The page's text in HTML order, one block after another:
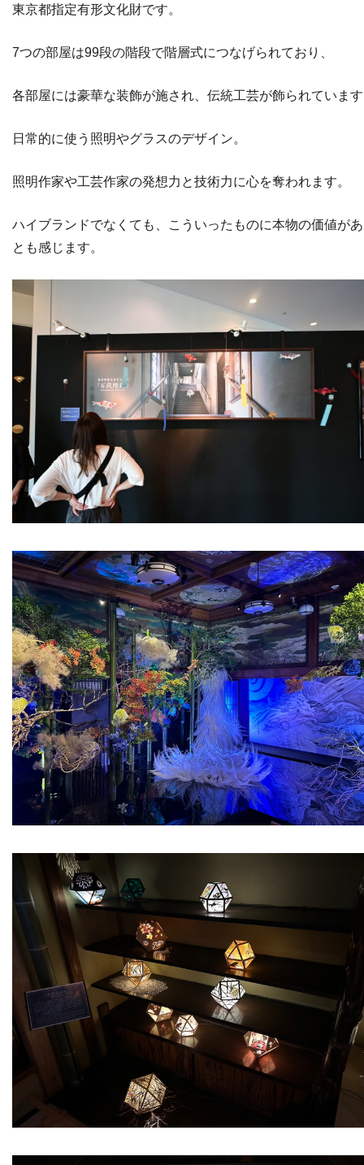
東京都指定有形文化財です。
7つの部屋は99段の階段で階層式につなげられており、
各部屋には豪華な装飾が施され、伝統工芸が飾られていま
日常的に使う照明やグラスのデザイン。
照明作家や工芸作家の発想力と技術力に心を奪われます。
ハイブランドでなくても、こういったものに本物の価値が
とも感じます。